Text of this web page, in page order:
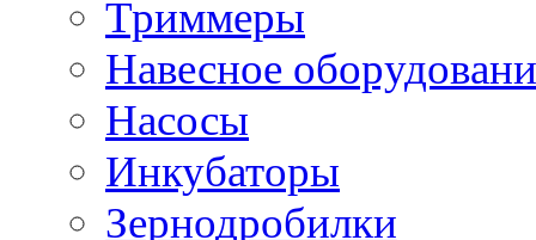
Триммеры
Навесное
Насосы
Инкубаторы
Зернодробилки